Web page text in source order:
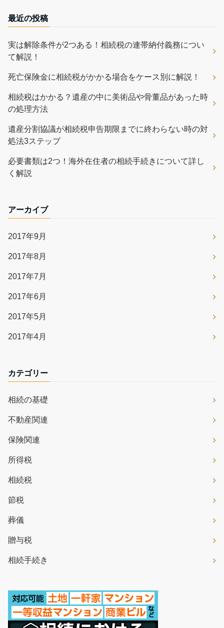
最近の投稿
実は解除条件が2つある！相続税の連帯納付義務につい
て解説！
死亡保険金に相続税がかかる場合をケース別に解説！
相続税はかかる？遺産の中に美術品や骨董品があった時
の処理方法
遺産分割協議が相続税申告期限までに終わらない時の対
処法3ステップ
必要書類は2つ！海外在住者の相続手続きについて詳し
く解説
アーカイブ
2017年9月
2017年8月
2017年7月
2017年6月
2017年5月
2017年4月
カテゴリー
相続の基礎
不動産関連
保険関連
所得税
相続税
節税
葬儀
贈与税
相続手続き